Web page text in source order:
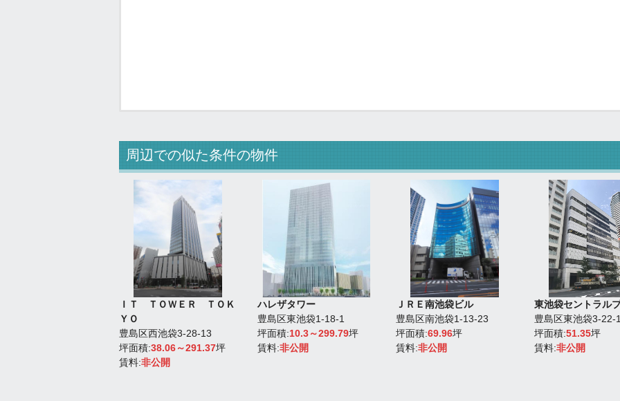
周辺での似た条件の物件
ＩＴ ＴＯＷＥＲ ＴＯＫ
ＹＯ
豊島区西池袋3-28-13
坪面積:38.06～291.37坪
賃料:非公開
ハレザタワー
豊島区東池袋1-18-1
坪面積:10.3～299.79坪
賃料:非公開
ＪＲＥ南池袋ビル
豊島区南池袋1-13-23
坪面積:69.96坪
賃料:非公開
東池袋セントラル
豊島区東池袋3-22-
坪面積:51.35坪
賃料:非公開